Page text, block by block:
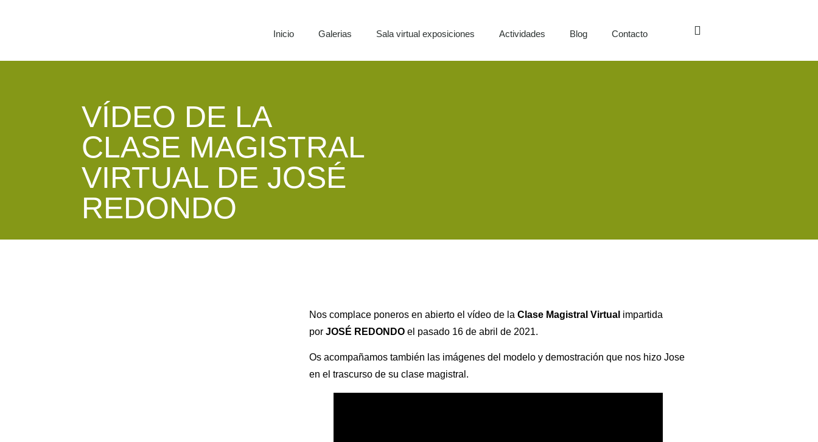
Inicio Galerias Sala virtual exposiciones Actividades Blog Contacto
VÍDEO DE LA
CLASE MAGISTRAL
VIRTUAL DE JOSÉ
REDONDO
Nos complace poneros en abierto el vídeo de la Clase Magistral Virtual impartida
por JOSÉ REDONDOel pasado 16 de abril de 2021.
Os acompañamos también las imágenes del modelo y demostración que nos hizo Jose
en el trascurso de su clase magistral.